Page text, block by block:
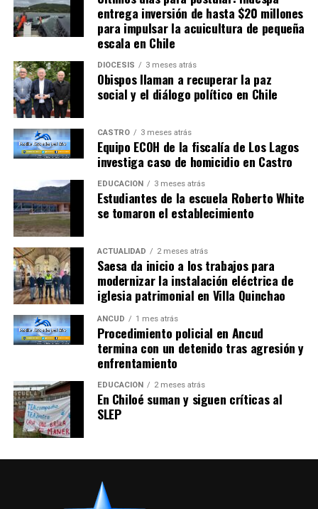
entrega inversión de hasta $20 millones
para impulsar la acuicultura de pequeña
escala en Chile
DIÓCESIS 3 meses atrás
Obispos llaman a recuperar la paz
social y el diálogo político en Chile
CASTRO 3 meses atrás
Equipo ECOH de la fiscalía de Los Lagos
investiga caso de homicidio en Castro
EDUCACIÓN 3 meses atrás
Estudiantes de la escuela Roberto White
se tomaron el establecimiento
ACTUALIDAD 2 meses atrás
Saesa da inicio a los trabajos para
modernizar la instalación eléctrica de
iglesia patrimonial en Villa Quinchao
ANCUD 1 mes atrás
Procedimiento policial en Ancud
termina con un detenido tras agresión y
enfrentamiento
EDUCACIÓN 2 meses atrás
En Chiloé suman y siguen críticas al
SLEP